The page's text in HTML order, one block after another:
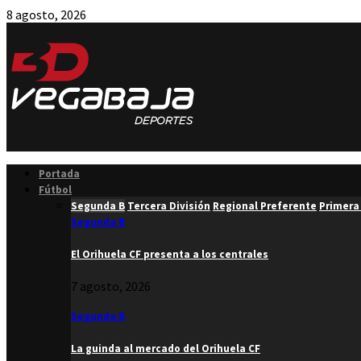
8 agosto, 2026
Portada
Fútbol
Segunda B Tercera División Regional Preferente
Segunda B
El Orihuela CF presenta a los centrales
7 agosto, 2026
Segunda B
La guinda al mercado del Orihuela CF